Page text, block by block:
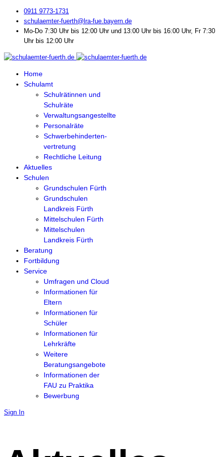
0911 9773-1731
schulaemter-fuerth@lra-fue.bayern.de
Mo-Do 7:30 Uhr bis 12:00 Uhr und 13:00 Uhr bis 16:00 Uhr, Fr 7:30
Uhr bis 12:00 Uhr
Home
Schulamt
Schulrätinnen und
Schulräte
Verwaltungsangestellte
Personalräte
Schwerbehinderten-
vertretung
Rechtliche Leitung
Aktuelles
Schulen
Grundschulen Fürth
Grundschulen
Landkreis Fürth
Mittelschulen Fürth
Mittelschulen
Landkreis Fürth
Beratung
Fortbildung
Service
Umfragen und Cloud
Informationen für
Eltern
Informationen für
Schüler
Informationen für
Lehrkräfte
Weitere
Beratungsangebote
Informationen der
FAU zu Praktika
Bewerbung
Sign In